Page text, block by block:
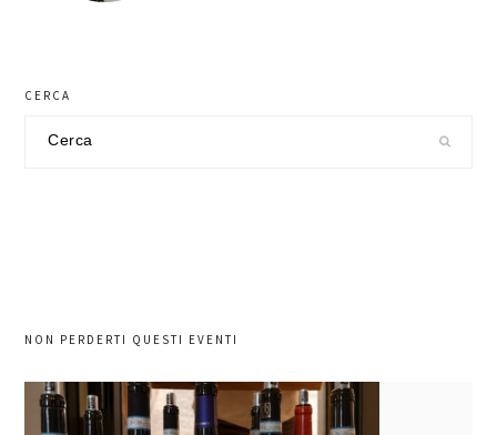
CERCA
NON PERDERTI QUESTI EVENTI